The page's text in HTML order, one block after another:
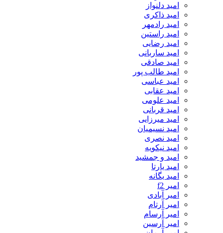
امید دلنواز
امید ذاکری
امید رادمهر
امید راستین
امید رضایی
امید ساربانی
امید صادقی
امید طالب پور
امید عباسی
امید عقابی
امید علومی
امید قربانی
امید میرزایی
امید نسیمیان
امید نصری
امید نیکویه
امید و جمشید
امید یارتا
امید یگانه
امیر f2
امیر آبادی
امیر آرتام
امیر آرسام
امیر آرسین